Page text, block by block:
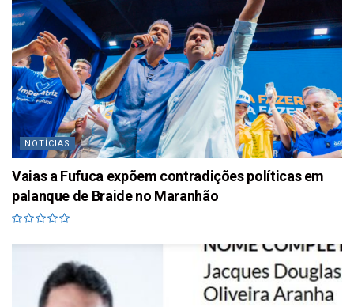
NOTÍCIAS
Vaias a Fufuca expõem contradições políticas em
palanque de Braide no Maranhão